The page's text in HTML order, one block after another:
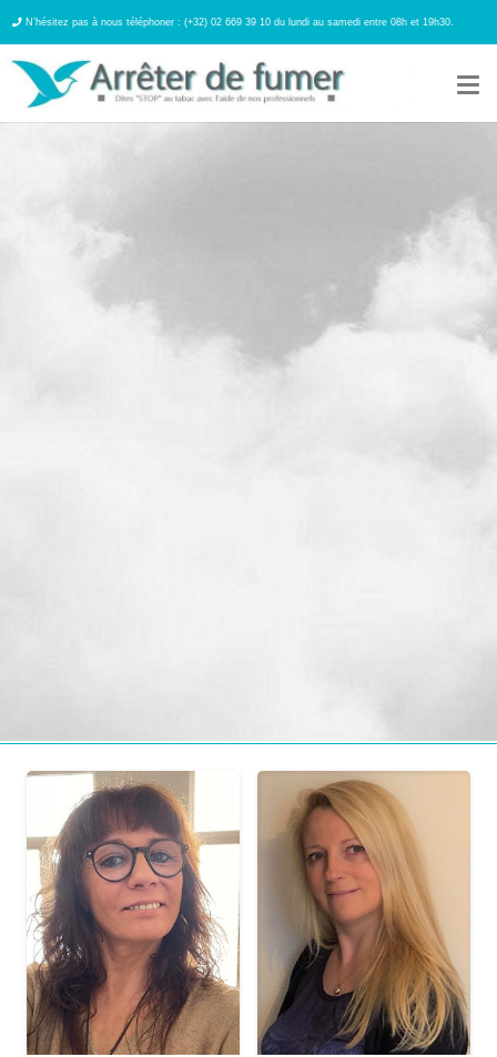
N’hésitez pas à nous téléphoner : (+32) 02 669 39 10 du lundi au samedi entre 08h et 19h30.